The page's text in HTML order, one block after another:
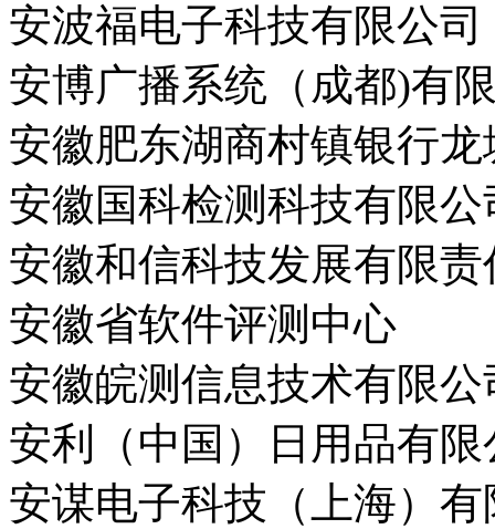
安波福电子科技有限公司
安博广播系统（成都)有
安徽肥东湖商村镇银行龙
安徽国科检测科技有限公
安徽和信科技发展有限责
安徽省软件评测中心
安徽皖测信息技术有限公
安利（中国）日用品有限
安谋电子科技（上海）有